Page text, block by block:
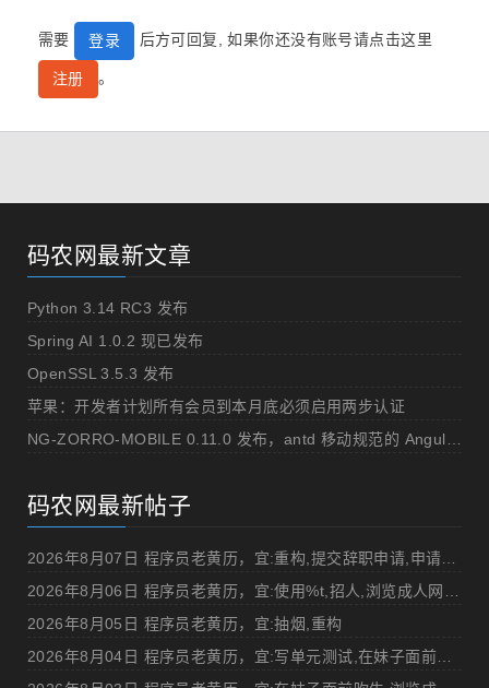
需要 登录 后方可回复, 如果你还没有账号请点击这里
注册 。
码农网最新文章
Python 3.14 RC3 发布
Spring AI 1.0.2 现已发布
OpenSSL 3.5.3 发布
苹果：开发者计划所有会员到本月底必须启用两步认证
码农网最新帖子
2026年8月05日 程序员老黄历，宜:抽烟,重构